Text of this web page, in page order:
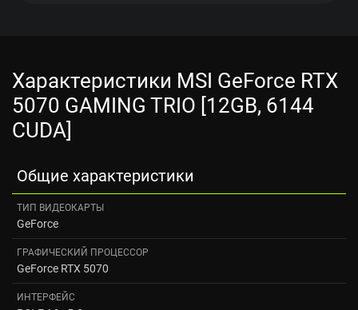
Характеристики MSI GeForce RTX
5070 GAMING TRIO [12GB, 6144
CUDA]
Общие характеристики
ТИП ВИДЕОКАРТЫ
GeForce
ГРАФИЧЕСКИЙ ПРОЦЕССОР
GeForce RTX 5070
ИНТЕРФЕЙС